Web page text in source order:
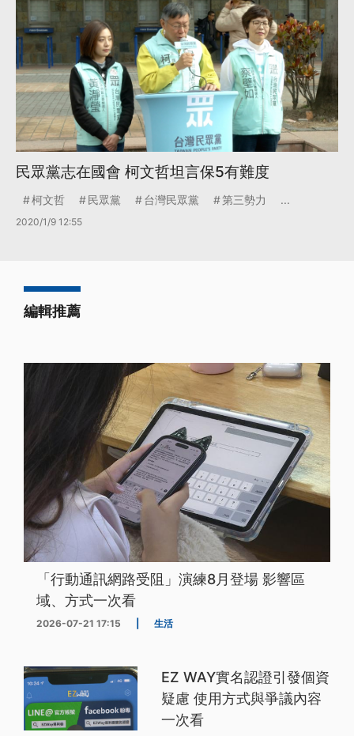
民眾黨志在國會 柯文哲坦言保5有難度
柯文哲 民眾黨 台灣民眾黨 第三勢力 ...
2020/1/9 12:55
編輯推薦
「行動通訊網路受阻」演練8月登場 影響區
域、方式一次看
2026-07-21 17:15 生活
EZ WAY實名認證引發個資
疑慮 使用方式與爭議內容
一次看